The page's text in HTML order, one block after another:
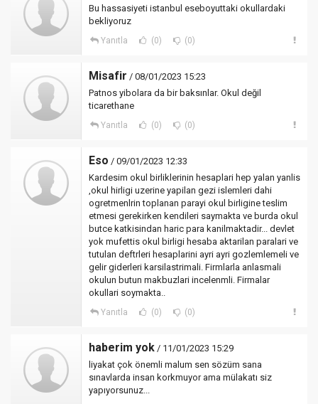
Bu hassasiyeti istanbul eseboyuttaki okullardaki
bekliyoruz
Yanıtla (0) (0)
Misafir / 08/01/2023 15:23
Patnos yibolara da bir baksınlar. Okul değil
ticarethane
Yanıtla (0) (0)
Eso / 09/01/2023 12:33
Kardesim okul birliklerinin hesaplari hep yalan yanlis
,okul hirligi uzerine yapilan gezi islemleri dahi
ogretmenlrin toplanan parayi okul birligine teslim
etmesi gerekirken kendileri saymakta ve burda okul
butce katkisindan haric para kanilmaktadir... devlet
yok mufettis okul birligi hesaba aktarilan paralari ve
tutulan deftrleri hesaplarini ayri ayri gozlemlemeli ve
gelir giderleri karsilastrimali. Firmlarla anlasmali
okulun butun makbuzlari incelenmli. Firmalar
okullari soymakta..
Yanıtla (0) (0)
haberim yok / 11/01/2023 15:29
liyakat çok önemli malum sen sözüm sana
sınavlarda insan korkmuyor ama mülakatı siz
yapıyorsunuz...